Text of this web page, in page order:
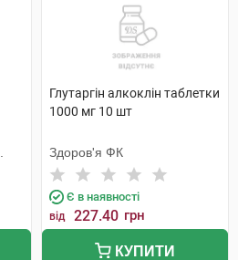
Глутаргiн алкоклiн таблетки
1000 мг 10 шт
Здоров'я ФК
Є в наявності
від 227.40 грн
КУПИТИ